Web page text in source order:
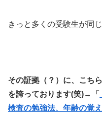
きっと多くの受験生が同
その証拠（？）に、こち
を誇っております(笑)→「
検査の勉強法、年齢の覚